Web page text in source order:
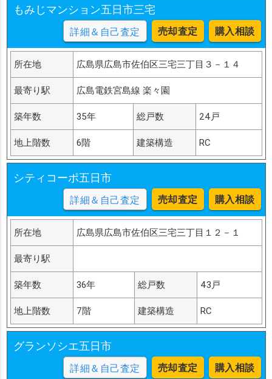
もみじマンション五日市三宅
詳細＆自己査定 売却査定 購入相談
所在地 広島県広島市佐伯区三宅三丁目３－１４
最寄り駅 広島電鉄宮島線 楽々園
築年数 35年 総戸数 24戸
地上階数 6階 建築構造 RC
シティコーポ五日市
詳細＆自己査定 売却査定 購入相談
所在地 広島県広島市佐伯区三宅三丁目１２－１
最寄り駅
築年数 36年 総戸数 43戸
地上階数 7階 建築構造 RC
グランソシエ五日市
詳細＆自己査定 売却査定 購入相談